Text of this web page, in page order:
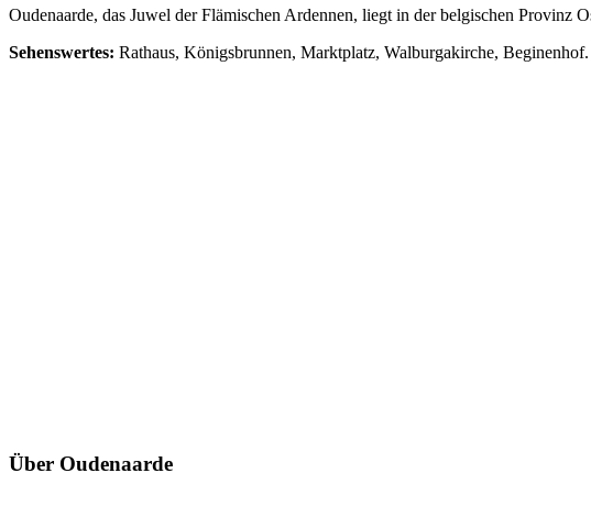
Oudenaarde, das Juwel der Flämischen Ardennen, liegt in der belgischen Provinz
Sehenswertes: Rathaus, Königsbrunnen, Marktplatz, Walburgakirche, Beginenhof.
Über Oudenaarde